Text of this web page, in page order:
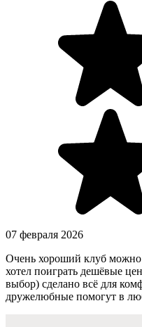
07 февраля 2026
Очень хороший клуб можно
хотел поиграть дешёвые
выбор) сделано всё для
дружелюбные помогут в